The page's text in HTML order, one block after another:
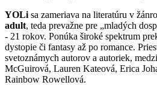
YOLi sa zameriava na literatúru v
adult, teda prevažne pre „mladých
- 21 rokov. Ponúka široké spektrum
dystopie či fantasy až po romance.
svetoznámych autorov a autoriek,
McGuirová, Lauren Kateová, Erica
Rainbow Rowellová.